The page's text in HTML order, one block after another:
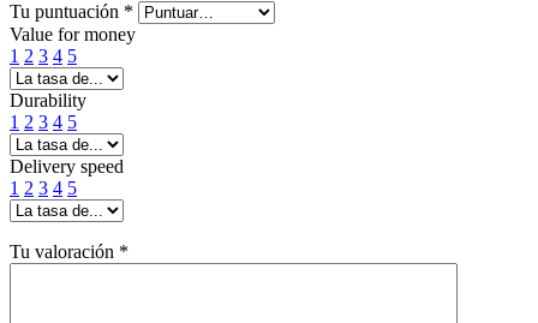
Tu puntuación *
Value for money
1 2 3 4 5
Durability
1 2 3 4 5
Delivery speed
1 2 3 4 5
Tu valoración *